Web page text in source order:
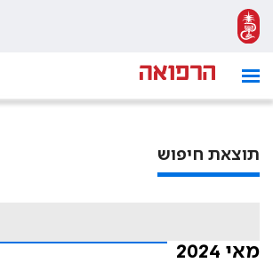
תוצאת חיפוש
מאי 2024